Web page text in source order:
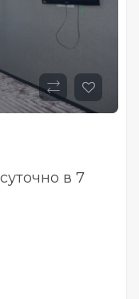
в 7